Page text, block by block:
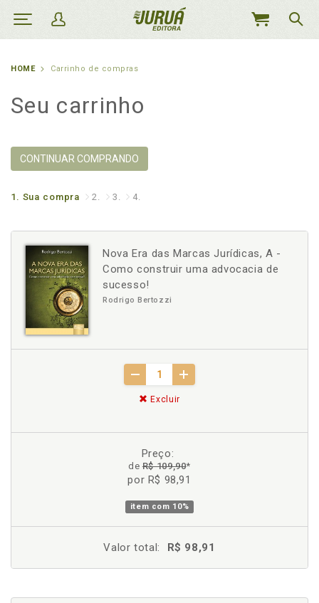
MEU
HOME Carrinho de compras
Seu carrinho
CONTINUAR COMPRANDO
1. Sua compra 2. 3. 4.
Nova Era das Marcas Jurídicas, A -
Como construir uma advocacia de
sucesso!
Rodrigo Bertozzi
Excluir
Preço:
deR$ 109,90*
por R$ 98,91
item com 10%
Valor total: R$ 98,91